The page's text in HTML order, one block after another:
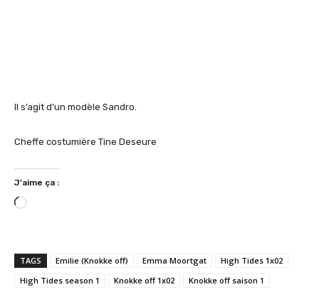
Il s’agit d’un modèle Sandro.
Cheffe costumière Tine Deseure
J’aime ça :
C
r
g
e
TAGS Emilie (Knokke off) Emma Moortgat
High Tides 1x02
High Tides season 1
Knokke off 1x02
Knokke off saison 1